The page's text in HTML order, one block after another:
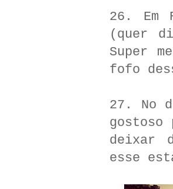
26. Em
(quer
Super
fofo
27. No
deixar
esse